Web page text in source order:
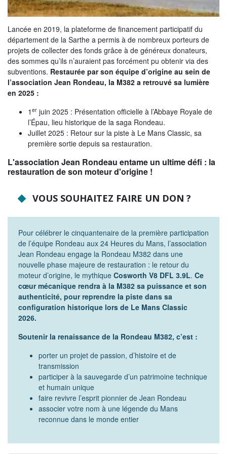
Tribunes politiques
L'Assemblée départementale
Histoire des Départements
Le budget 2026
Priorités et grands projets 2026
2021-2025 : 4 ans d'actions !
Plan de relance: le Département, acteur
de la reprise!
Recrutement et emploi
Les services en ligne
Magazine La Sarthe
Contacter le Département
NOS ACTIONS
Solidarité, autonomie et santé
Emploi, insertion et logement
Développement des territoires,
agriculture, développement durable et
transition énergétique
Usages et services numériques en
Infrastructures routières, mobilités et
réseaux électriques
Jeunesse, éducation, citoyenneté et
enseignement supérieur
Culture, sport, tourisme et patrimoine
Lancée en 2019, la plateforme de financement participatif du
département de la Sarthe a permis à de nombreux porteurs de
projets de collecter des fonds grâce à de généreux donateurs,
des sommes qu’ils n’auraient pas forcément pu obtenir via des
subventions. Restaurée par son équipe d’origine au sein de
l’association Jean Rondeau, la M382 a retrouvé sa lumière
en 2025 :
1 er juin 2025 : Présentation officielle à l’Abbaye Royale de
l’Épau, lieu historique de la saga Rondeau.
Juillet 2025 : Retour sur la piste à Le Mans Classic, sa
première sortie depuis sa restauration.
L'association Jean Rondeau entame un ultime défi : la
restauration de son moteur d'origine !
VOUS SOUHAITEZ FAIRE UN DON ?
Pour célébrer le cinquantenaire de la première participation
de l’équipe Rondeau aux 24 Heures du Mans, l’association
Jean Rondeau engage la Rondeau M382 dans une
nouvelle phase majeure de restauration : le retour du
moteur d’origine, le mythique Cosworth V8 DFL 3.9L. Ce
cœur mécanique rendra à la M382 sa puissance et son
authenticité, pour reprendre la piste dans sa
configuration historique lors de Le Mans Classic
2026.
Soutenir la renaissance de la Rondeau M382, c’est :
porter un projet de passion, d’histoire et de
transmission
participer à la sauvegarde d’un patrimoine technique
et humain unique
faire revivre l’esprit pionnier de Jean Rondeau
associer votre nom à une légende du Mans
reconnue dans le monde entier